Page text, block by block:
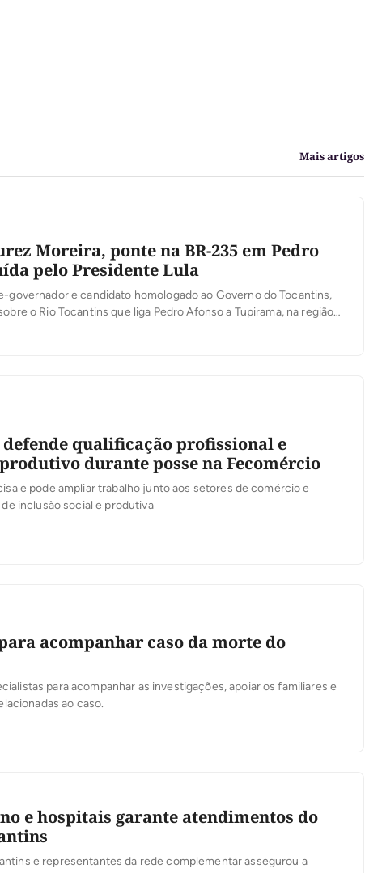
Mais artigos
Moreira, ponte na BR-235 em Pedro
pelo Presidente Lula
governador e candidato homologado ao Governo do Tocantins,
o Rio Tocantins que liga Pedro Afonso a Tupirama, na região
qualificação profissional e
durante posse na Fecomércio
e pode ampliar trabalho junto aos setores de comércio e
inclusão social e produtiva
acompanhar caso da morte do
para acompanhar as investigações, apoiar os familiares e
ao caso.
e hospitais garante atendimentos do
e representantes da rede complementar assegurou a